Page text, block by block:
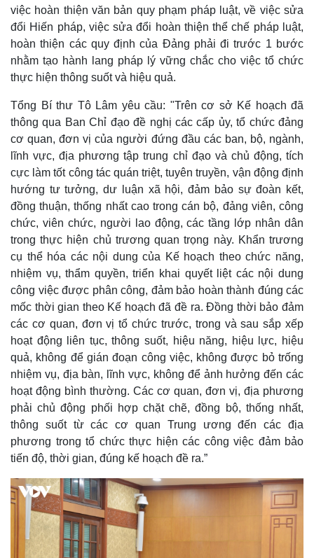
Pháp luật
Tin nóng
Tư vấn luật
Quân sự - Quốc phòng
Vũ khí
Việt Nam
Phân tích
việc hoàn thiện văn bản quy phạm pháp luật, về việc sửa
đổi Hiến pháp, việc sửa đổi hoàn thiện thể chế pháp luật,
hoàn thiện các quy định của Đảng phải đi trước 1 bước
nhằm tạo hành lang pháp lý vững chắc cho việc tổ chức
thực hiện thông suốt và hiệu quả.
Tổng Bí thư Tô Lâm yêu cầu: "Trên cơ sở Kế hoạch đã
thông qua Ban Chỉ đạo đề nghị các cấp ủy, tổ chức đảng
cơ quan, đơn vị của người đứng đầu các ban, bộ, ngành,
lĩnh vực, địa phương tập trung chỉ đạo và chủ động, tích
cực làm tốt công tác quán triệt, tuyên truyền, vận động định
hướng tư tưởng, dư luận xã hội, đảm bảo sự đoàn kết,
đồng thuận, thống nhất cao trong cán bộ, đảng viên, công
chức, viên chức, người lao động, các tầng lớp nhân dân
trong thực hiện chủ trương quan trọng này. Khẩn trương
cụ thể hóa các nội dung của Kế hoạch theo chức năng,
nhiệm vụ, thẩm quyền, triển khai quyết liệt các nội dung
công việc được phân công, đảm bảo hoàn thành đúng các
mốc thời gian theo Kế hoạch đã đề ra. Đồng thời bảo đảm
các cơ quan, đơn vị tổ chức trước, trong và sau sắp xếp
hoạt động liên tục, thông suốt, hiệu năng, hiệu lực, hiệu
quả, không để gián đoạn công việc, không được bỏ trống
nhiệm vụ, địa bàn, lĩnh vực, không để ảnh hưởng đến các
hoạt động bình thường. Các cơ quan, đơn vị, địa phương
phải chủ động phối hợp chặt chẽ, đồng bộ, thống nhất,
thông suốt từ các cơ quan Trung ương đến các địa
phương trong tổ chức thực hiện các công việc đảm bảo
tiến độ, thời gian, đúng kế hoạch đề ra.”